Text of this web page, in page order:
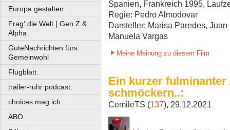
Europa gestalten
Frag' die Welt | Gen Z &
Alpha
GuteNachrichten fürs
Gemeinwohl
Flugblatt.
trailer-ruhr podcast.
choices mag ich.
ABO.
Spanien, Frankreich 1995,
Regie: Pedro Almodovar
Darsteller: Marisa Paredes,
Manuela Vargas
Meine Meinung zu diesem Film
Ein kurzer
schmöckern..:
CemileTS (137), 29.12.2021